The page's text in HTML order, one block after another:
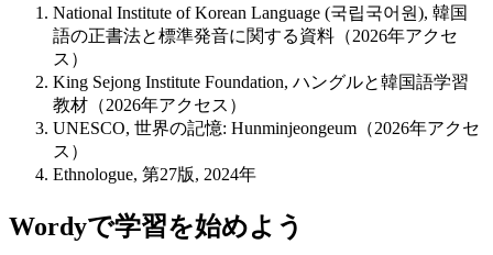
National Institute of Korean Language (국립국어원), 韓国
語の正書法と標準発音に関する資料（2026年アクセ
ス）
King Sejong Institute Foundation, ハングルと韓国語学習
教材（2026年アクセス）
UNESCO, 世界の記憶: Hunminjeongeum（2026年アクセ
ス）
Ethnologue, 第27版, 2024年
Wordyで学習を始めよう